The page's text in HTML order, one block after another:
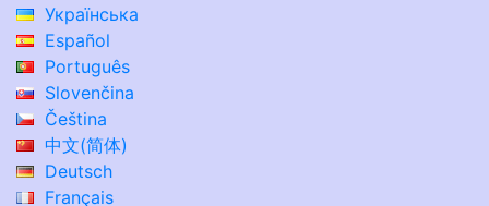
Українська
Español
Português
Slovenčina
Čeština
中文(简体)
Deutsch
Français